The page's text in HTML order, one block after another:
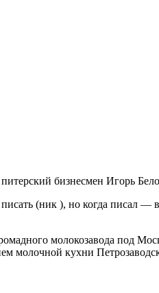
питерский бизнесмен Игорь
(ник ), но когда писал —
молокозавода под
молочной кухни